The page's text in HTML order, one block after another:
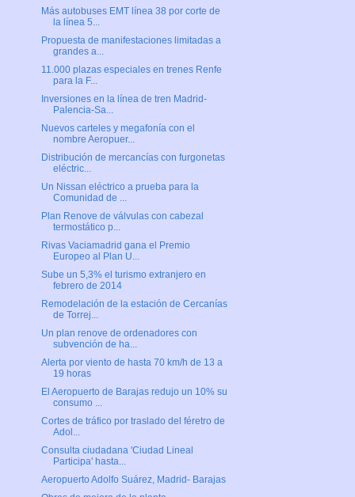
Más autobuses EMT línea 38 por corte de
la línea 5...
Propuesta de manifestaciones limitadas a
grandes a...
11.000 plazas especiales en trenes Renfe
para la F...
Inversiones en la línea de tren Madrid-
Palencia-Sa...
Nuevos carteles y megafonía con el
nombre Aeropuer...
Distribución de mercancías con furgonetas
eléctric...
Un Nissan eléctrico a prueba para la
Comunidad de ...
Plan Renove de válvulas con cabezal
termostático p...
Rivas Vaciamadrid gana el Premio
Europeo al Plan U...
Sube un 5,3% el turismo extranjero en
febrero de 2014
Remodelación de la estación de Cercanías
de Torrej...
Un plan renove de ordenadores con
subvención de ha...
Alerta por viento de hasta 70 km/h de 13 a
19 horas
El Aeropuerto de Barajas redujo un 10% su
consumo ...
Cortes de tráfico por traslado del féretro de
Adol...
Consulta ciudadana 'Ciudad Lineal
Participa' hasta...
Aeropuerto Adolfo Suárez, Madrid- Barajas